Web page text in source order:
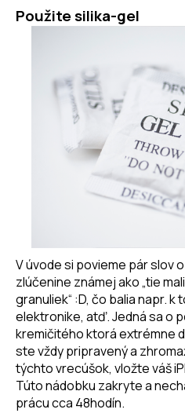
Použite silika-gel
V úvode si povieme pár slov
zlúčenine známej ako „tie
granuliek“ :D, čo balia napr.
elektronike, atď. Jedná sa o
kremičitého ktorá extrémne
ste vždy pripravený a
týchto vrecúšok, vložte váš
Túto nádobku zakryte a
prácu cca 48hodín.